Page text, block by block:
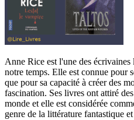
Anne Rice est l'une des écrivaines
notre temps. Elle est connue pour
que pour sa capacité à créer des
fascination. Ses livres ont attiré
monde et elle est considérée
genre de la littérature fantastique